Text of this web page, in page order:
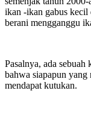
ikan -ikan gabus
berani mengganggu
Pasalnya, ada
bahwa siapapun yang
mendapat kutukan.